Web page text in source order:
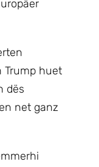
Trump huet
dës
net ganz